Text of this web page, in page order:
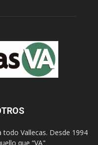
todo Vallecas. Desde 1994
que “VA"